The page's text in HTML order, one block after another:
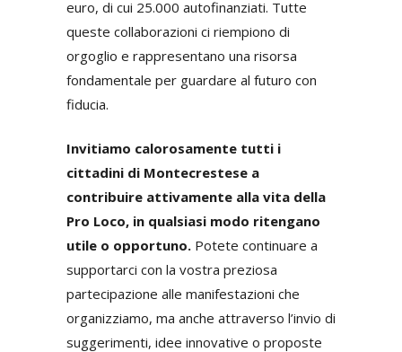
euro, di cui 25.000 autofinanziati. Tutte
queste collaborazioni ci riempiono di
orgoglio e rappresentano una risorsa
fondamentale per guardare al futuro con
fiducia.
Invitiamo calorosamente tutti i
cittadini di Montecrestese a
contribuire attivamente alla vita della
Pro Loco, in qualsiasi modo ritengano
utile o opportuno. Potete continuare a
supportarci con la vostra preziosa
partecipazione alle manifestazioni che
organizziamo, ma anche attraverso l’invio di
suggerimenti, idee innovative o proposte